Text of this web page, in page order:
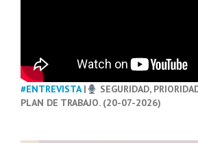
#ENTREVISTA|
SEGURIDAD,
PLAN DE TRABAJO. (20-07-2026)